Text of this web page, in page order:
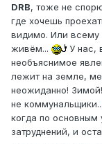
DRB, тоже не
где хочешь
видимо. Или всему
живём...
У нас,
необъяснимое
лежит на земле,
неожиданно!
не коммунальщики...
когда по основным
затруднений, и